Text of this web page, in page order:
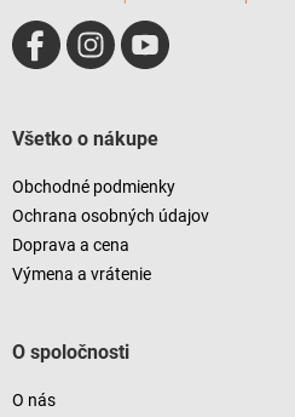
Všetko o nákupe
Obchodné podmienky
Ochrana osobných údajov
Doprava a cena
Výmena a vrátenie
O spoločnosti
O nás